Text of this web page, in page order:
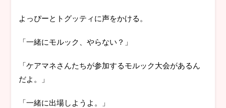
よっぴーとトグッティに声をかける。
「一緒にモルック、やらない？」
「ケアマネさんたちが参加するモルック大会があるん
だよ。」
「一緒に出場しようよ。」